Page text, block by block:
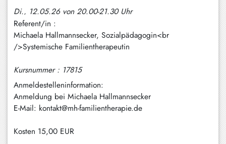
Di., 12.05.26 von 20.00-21.30 Uhr
Referent/in :
Michaela Hallmannsecker, Sozialpädagogin<br
/>Systemische Familientherapeutin
Kursnummer : 17815
Anmeldestelleninformation:
Anmeldung bei Michaela Hallmannsecker
E-Mail: kontakt@mh-familientherapie.de
Kosten 15,00 EUR
Kreuth
Leitzachtal
Miesbach
Neuhaus
Niklasreuth
Otterfing
Rottach-